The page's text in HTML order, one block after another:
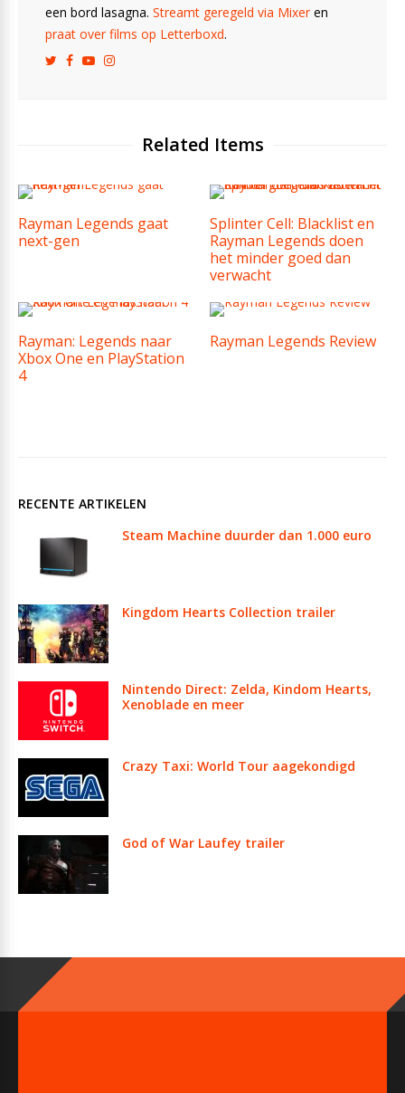
een bord lasagna. Streamt geregeld via Mixeren
praat over films op Letterboxd.
Related Items
Rayman Legends gaat
next-gen
Splinter Cell: Blacklist en
Rayman Legends doen
het minder goed dan
verwacht
Rayman: Legends naar
Xbox One en PlayStation
4
Rayman Legends Review
RECENTE ARTIKELEN
Steam Machine duurder dan 1.000 euro
Kingdom Hearts Collection trailer
Nintendo Direct: Zelda, Kindom Hearts,
Xenoblade en meer
Crazy Taxi: World Tour aagekondigd
God of War Laufey trailer